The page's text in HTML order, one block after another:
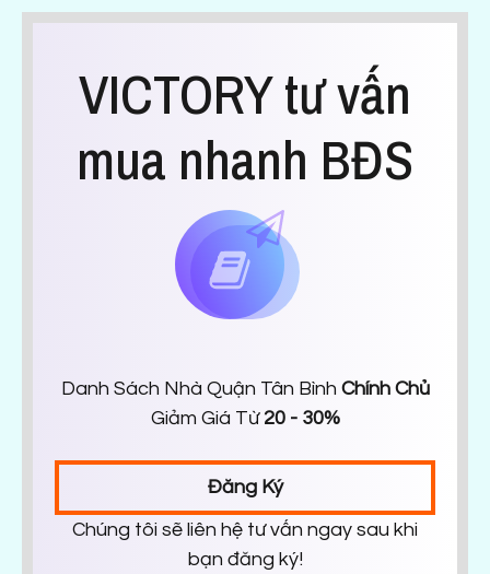
VICTORY tư vấn
mua nhanh BĐS
Danh Sách Nhà Quận Tân Bình Chính Chủ
Giảm Giá Từ 20 - 30%
Đăng Ký
Chúng tôi sẽ liên hệ tư vấn ngay sau khi
bạn đăng ký!